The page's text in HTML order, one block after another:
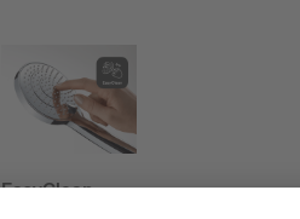
EasyClean